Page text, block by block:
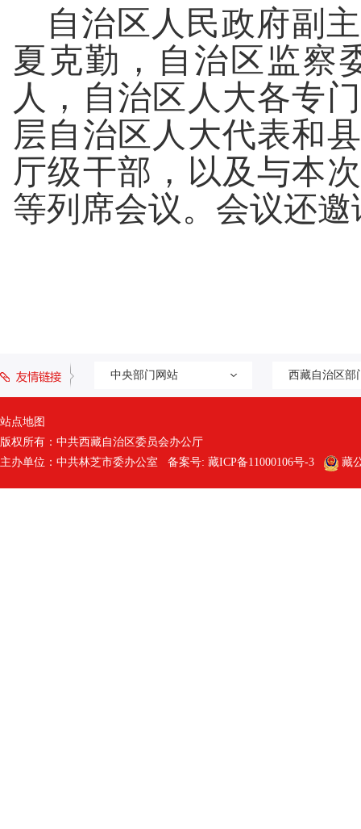
自治区人民政府副
夏克勤，自治区监察
人，自治区人大各专
层自治区人大代表和
厅级干部，以及与本
等列席会议。会议还
中央部门网站 西藏自治区部
站点地图
版权所有：中共西藏自治区委员会办公厅
主办单位：中共林芝市委办公室 备案号: 藏ICP备11000106号-3 藏